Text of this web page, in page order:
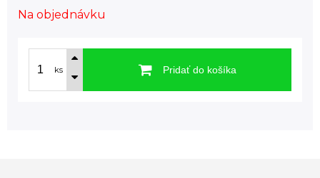
Na objednávku
ks Pridať do košíka